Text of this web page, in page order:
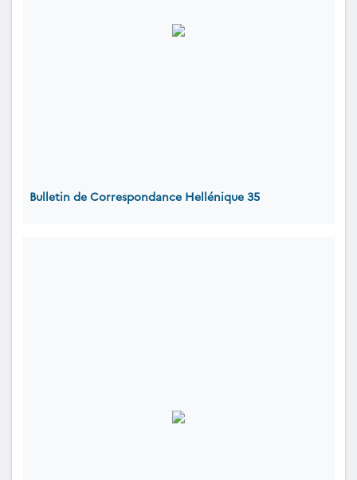
Bulletin de Correspondance Hellénique 35